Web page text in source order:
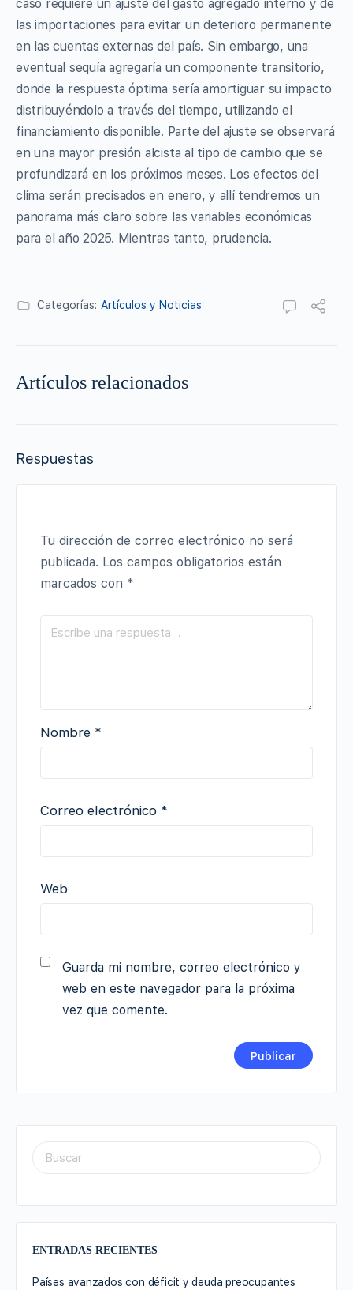
caso requiere un ajuste del gasto agregado interno y de
las importaciones para evitar un deterioro permanente
en las cuentas externas del país. Sin embargo, una
eventual sequía agregaría un componente transitorio,
donde la respuesta óptima sería amortiguar su impacto
distribuyéndolo a través del tiempo, utilizando el
financiamiento disponible. Parte del ajuste se observará
en una mayor presión alcista al tipo de cambio que se
profundizará en los próximos meses. Los efectos del
clima serán precisados en enero, y allí tendremos un
panorama más claro sobre las variables económicas
para el año 2025. Mientras tanto, prudencia.
Categorías: Artículos y Noticias
Artículos relacionados
Respuestas
Tu dirección de correo electrónico no será
publicada. Los campos obligatorios están
marcados con *
Nombre *
Correo electrónico *
Web
Guarda mi nombre, correo electrónico y
web en este navegador para la próxima
vez que comente.
ENTRADAS RECIENTES
Países avanzados con déficit y deuda preocupantes